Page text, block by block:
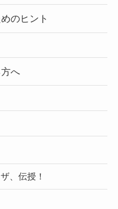
のヒント
へ
、伝授！